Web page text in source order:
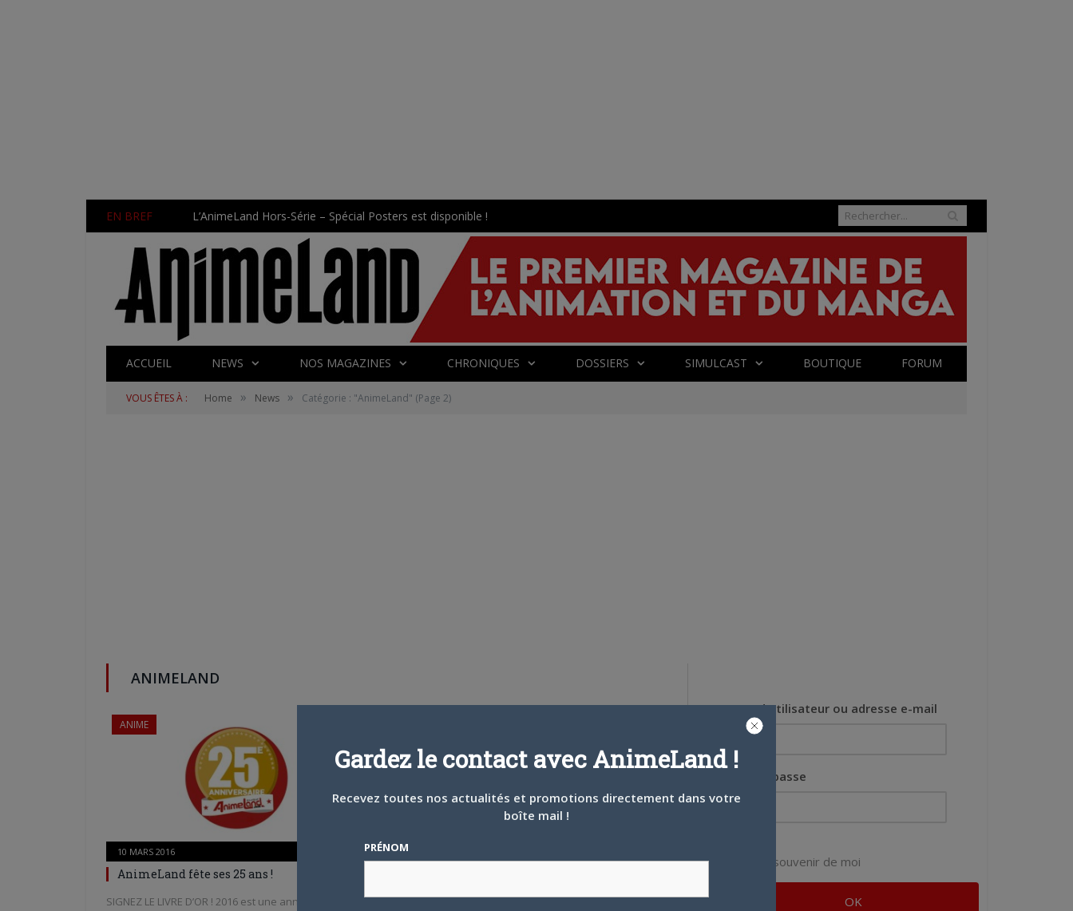
EN BREF L’AnimeLand Hors-Série – Spécial Posters est disponible !
ACCUEIL NEWS NOS MAGAZINES CHRONIQUES DOSSIERS SIMULCAST BOUTIQUE FORUM
VOUS ÊTES À : Home » News » Catégorie : "AnimeLand" (Page 2)
ANIMELAND
ANIME
10 MARS 2016
AnimeLand fête ses 25 ans !
SIGNEZ LE LIVRE D’OR ! 2016 est une année spéciale
Nom d'utilisateur ou adresse e-mail
Mot de passe
Se souvenir de moi
Gardez le contact avec AnimeLand !
Recevez toutes nos actualités et promotions directement dans votre
boîte mail !
PRÉNOM